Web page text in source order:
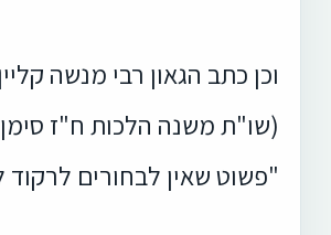
וכן כתב הגאון רבי מנשה
(שו"ת משנה הלכות ח"ז
"פשוט שאין לבחורים לרקוד